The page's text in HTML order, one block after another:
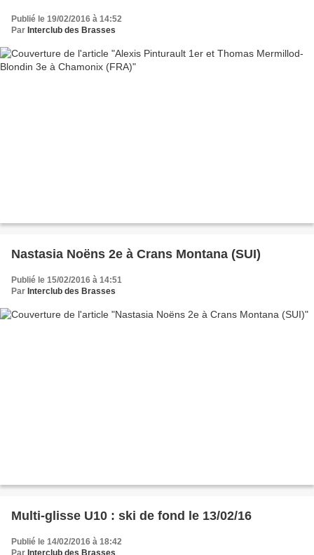
Publié le 19/02/2016 à 14:52
Par Interclub des Brasses
Nastasia Noëns 2e à Crans Montana (SUI)
Publié le 15/02/2016 à 14:51
Par Interclub des Brasses
Multi-glisse U10 : ski de fond le 13/02/16
Publié le 14/02/2016 à 18:42
Par Interclub des Brasses